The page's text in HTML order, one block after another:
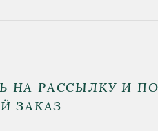
НА РАССЫЛКУ И
ЗАКАЗ